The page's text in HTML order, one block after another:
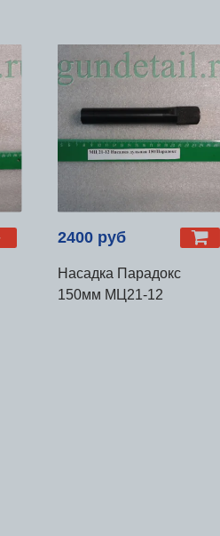
2400 руб
Насадка Парадокс
150мм МЦ21-12